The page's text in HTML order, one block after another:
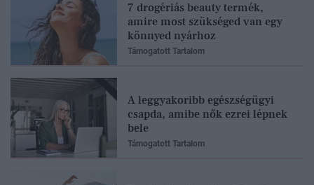
7 drogériás beauty termék,
amire most szükséged van egy
könnyed nyárhoz
Támogatott Tartalom
A leggyakoribb egészségügyi
csapda, amibe nők ezrei lépnek
bele
Támogatott Tartalom